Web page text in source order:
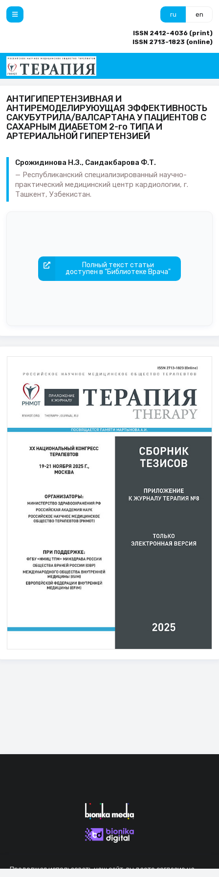
ru en
ISSN 2412-4036 (print)
ISSN 2713-1823 (online)
АНТИГИПЕРТЕНЗИВНАЯ И
АНТИРЕМОДЕЛИРУЮУЩАЯ ЭФФЕКТИВНОСТЬ
САКУБУТРИЛА/ВАЛСАРТАНА У ПАЦИЕНТОВ С
САХАРНЫМ ДИАБЕТОМ 2-го ТИПА И
АРТЕРИАЛЬНОЙ ГИПЕРТЕНЗИЕЙ
Срожидинова Н.З., Саидакбарова Ф.Т.
Республиканский специализированный научно-
практический медицинский центр кардиологии, г.
Ташкент, Узбекистан.
Полный текст статьи
доступен в "Библиотеке Врача"
Продолжая использовать наш сайт, вы даете согласие на